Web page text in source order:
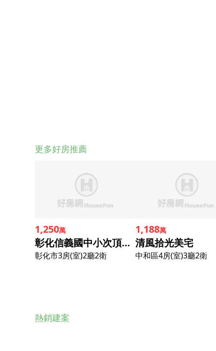
更多好房推薦
1,250萬
彰化信義國中小次頂樓屋況超美直接入住三房+大平車
彰化市3房(室)2廳2衛
1,188萬
清風拾光美宅
中和區4房(室)3廳2衛
熱銷建案